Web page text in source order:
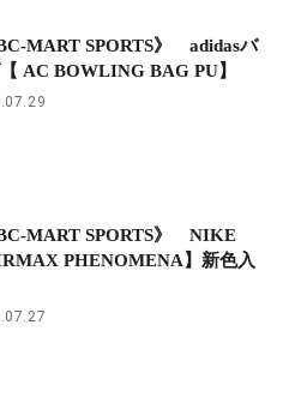
MART SPORTS》 adidasバ
AC BOWLING BAG PU】
MART SPORTS》 NIKE
PHENOMENA】新色入